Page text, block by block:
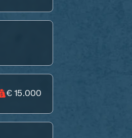
€ 15.000